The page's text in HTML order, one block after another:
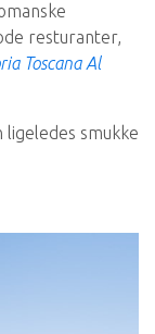
resturanter,
Toscana Al
smukke